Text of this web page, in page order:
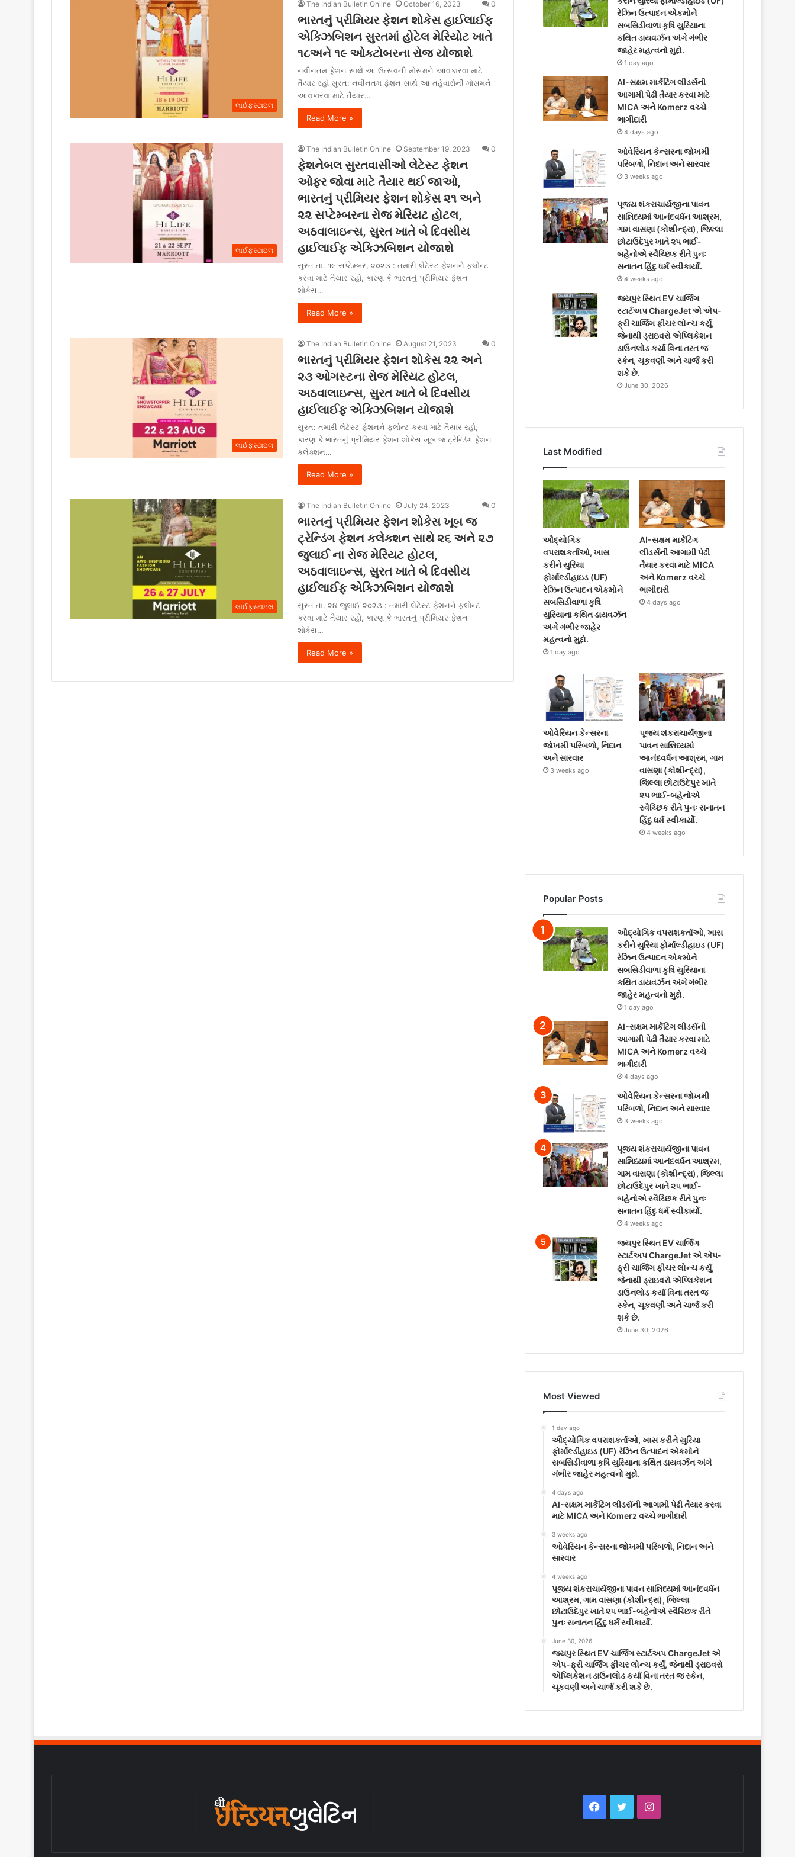
લાઈફસ્ટાઇલ
The Indian Bulletin Online October 16, 2023 0
ભારતનું પ્રીમિયર ફેશન શોકેસ હાઈલાઈફ
એક્ઝિબિશન સુરતમાં હોટેલ મેરિયોટ ખાતે
૧૮અને ૧૯ ઓક્ટોબરના રોજ યોજાશે
નવીનતમ ફેશન સાથે આ ઉત્સવની મોસમને આવકારવા માટે
તૈયાર રહો સુરત: નવીનતમ ફેશન સાથે આ તહેવારોની મોસમને
આવકારવા માટે તૈયાર…
Read More »
લાઈફસ્ટાઇલ
The Indian Bulletin Online September 19, 2023 0
ફેશનેબલ સુરતવાસીઓ લેટેસ્ટ ફેશન
ઓફર જોવા માટે તૈયાર થઈ જાઓ,
ભારતનું પ્રીમિયર ફેશન શોકેસ ૨૧ અને
૨૨ સપ્ટેમ્બરના રોજ મેરિયટ હોટલ,
અઠવાલાઇન્સ, સુરત ખાતે બે દિવસીય
હાઈલાઈફ એક્ઝિબિશન યોજાશે
સુરત તા. ૧૯ સપ્ટેમ્બર, ૨૦૨૩ : તમારી લેટેસ્ટ ફેશનને ફ્લોન્ટ
કરવા માટે તૈયાર રહો, કારણ કે ભારતનું પ્રીમિયર ફેશન
શોકેસ…
Read More »
લાઈફસ્ટાઇલ
The Indian Bulletin Online August 21, 2023 0
ભારતનું પ્રીમિયર ફેશન શોકેસ ૨૨ અને
૨૩ ઓગસ્ટના રોજ મેરિયટ હોટલ,
અઠવાલાઇન્સ, સુરત ખાતે બે દિવસીય
હાઈલાઈફ એક્ઝિબિશન યોજાશે
સુરત: તમારી લેટેસ્ટ ફેશનને ફ્લોન્ટ કરવા માટે તૈયાર રહો,
કારણ કે ભારતનું પ્રીમિયર ફેશન શોકેસ ખૂબ જ ટ્રેન્ડિંગ ફેશન
કલેક્શન…
Read More »
લાઈફસ્ટાઇલ
The Indian Bulletin Online July 24, 2023 0
ભારતનું પ્રીમિયર ફેશન શોકેસ ખૂબ જ
ટ્રેન્ડિંગ ફેશન કલેક્શન સાથે ૨૬ અને ૨૭
જુલાઈ ના રોજ મેરિયટ હોટલ,
અઠવાલાઇન્સ, સુરત ખાતે બે દિવસીય
હાઈલાઈફ એક્ઝિબિશન યોજાશે
સુરત તા. ૨૪ જુલાઈ ૨૦૨૩ : તમારી લેટેસ્ટ ફેશનને ફ્લોન્ટ
કરવા માટે તૈયાર રહો, કારણ કે ભારતનું પ્રીમિયર ફેશન
શોકેસ…
Read More »
o
o
k
e
r
g
r
a
m
રેઝિન ઉત્પાદન એકમોને
સબસિડીવાળા કૃષિ યુરિયાના
કથિત ડાયવર્ઝન અંગે ગંભીર
જાહેર મહત્વનો મુદ્દો.
1 day ago
AI-સક્ષમ માર્કેટિંગ લીડર્સની
આગામી પેઢી તૈયાર કરવા માટે
MICA અને Komerz વચ્ચે
ભાગીદારી
4 days ago
ઓવેરિયન કેન્સરના જોખમી
પરિબળો, નિદાન અને સારવાર
3 weeks ago
પૂજ્ય શંકરાચાર્યજીના પાવન
સાન્નિધ્યમાં આનંદવર્ધન આશ્રમ,
ગામ વાસણા (કોશીન્દ્રા), જિલ્લા
છોટાઉદેપુર ખાતે ૨૫ ભાઈ-
બહેનોએ સ્વૈચ્છિક રીતે પુનઃ
સનાતન હિંદુ ધર્મ સ્વીકાર્યો.
4 weeks ago
જયપુર સ્થિત EV ચાર્જિંગ
સ્ટાર્ટઅપ ChargeJet એ એપ-
ફ્રી ચાર્જિંગ ફીચર લોન્ચ કર્યું,
જેનાથી ડ્રાઇવરો એપ્લિકેશન
ડાઉનલોડ કર્યા વિના તરત જ
સ્કેન, ચૂકવણી અને ચાર્જ કરી
શકે છે.
June 30, 2026
Last Modified
ઔદ્યોગિક
વપરાશકર્તાઓ, ખાસ
કરીને યુરિયા
ફોર્માલ્ડીહાઇડ (UF)
રેઝિન ઉત્પાદન એકમોને
સબસિડીવાળા કૃષિ
યુરિયાના કથિત ડાયવર્ઝન
અંગે ગંભીર જાહેર
મહત્વનો મુદ્દો.
1 day ago
AI-સક્ષમ માર્કેટિંગ
લીડર્સની આગામી પેઢી
તૈયાર કરવા માટે MICA
અને Komerz વચ્ચે
ભાગીદારી
4 days ago
ઓવેરિયન કેન્સરના
જોખમી પરિબળો, નિદાન
અને સારવાર
3 weeks ago
પૂજ્ય શંકરાચાર્યજીના
પાવન સાન્નિધ્યમાં
આનંદવર્ધન આશ્રમ, ગામ
વાસણા (કોશીન્દ્રા),
જિલ્લા છોટાઉદેપુર ખાતે
૨૫ ભાઈ-બહેનોએ
સ્વૈચ્છિક રીતે પુનઃ સનાતન
હિંદુ ધર્મ સ્વીકાર્યો.
4 weeks ago
Popular Posts
ઔદ્યોગિક વપરાશકર્તાઓ, ખાસ
કરીને યુરિયા ફોર્માલ્ડીહાઇડ (UF)
રેઝિન ઉત્પાદન એકમોને
સબસિડીવાળા કૃષિ યુરિયાના
કથિત ડાયવર્ઝન અંગે ગંભીર
જાહેર મહત્વનો મુદ્દો.
1 day ago
AI-સક્ષમ માર્કેટિંગ લીડર્સની
આગામી પેઢી તૈયાર કરવા માટે
MICA અને Komerz વચ્ચે
ભાગીદારી
4 days ago
ઓવેરિયન કેન્સરના જોખમી
પરિબળો, નિદાન અને સારવાર
3 weeks ago
પૂજ્ય શંકરાચાર્યજીના પાવન
સાન્નિધ્યમાં આનંદવર્ધન આશ્રમ,
ગામ વાસણા (કોશીન્દ્રા), જિલ્લા
છોટાઉદેપુર ખાતે ૨૫ ભાઈ-
બહેનોએ સ્વૈચ્છિક રીતે પુનઃ
સનાતન હિંદુ ધર્મ સ્વીકાર્યો.
4 weeks ago
જયપુર સ્થિત EV ચાર્જિંગ
સ્ટાર્ટઅપ ChargeJet એ એપ-
ફ્રી ચાર્જિંગ ફીચર લોન્ચ કર્યું,
જેનાથી ડ્રાઇવરો એપ્લિકેશન
ડાઉનલોડ કર્યા વિના તરત જ
સ્કેન, ચૂકવણી અને ચાર્જ કરી
શકે છે.
June 30, 2026
Most Viewed
1 day ago
ઔદ્યોગિક વપરાશકર્તાઓ, ખાસ કરીને યુરિયા
ફોર્માલ્ડીહાઇડ (UF) રેઝિન ઉત્પાદન એકમોને
સબસિડીવાળા કૃષિ યુરિયાના કથિત ડાયવર્ઝન અંગે
ગંભીર જાહેર મહત્વનો મુદ્દો.
4 days ago
AI-સક્ષમ માર્કેટિંગ લીડર્સની આગામી પેઢી તૈયાર કરવા
માટે MICA અને Komerz વચ્ચે ભાગીદારી
3 weeks ago
ઓવેરિયન કેન્સરના જોખમી પરિબળો, નિદાન અને
સારવાર
4 weeks ago
પૂજ્ય શંકરાચાર્યજીના પાવન સાન્નિધ્યમાં આનંદવર્ધન
આશ્રમ, ગામ વાસણા (કોશીન્દ્રા), જિલ્લા
છોટાઉદેપુર ખાતે ૨૫ ભાઈ-બહેનોએ સ્વૈચ્છિક રીતે
પુનઃ સનાતન હિંદુ ધર્મ સ્વીકાર્યો.
June 30, 2026
જયપુર સ્થિત EV ચાર્જિંગ સ્ટાર્ટઅપ ChargeJet એ
એપ-ફ્રી ચાર્જિંગ ફીચર લોન્ચ કર્યું, જેનાથી ડ્રાઇવરો
એપ્લિકેશન ડાઉનલોડ કર્યા વિના તરત જ સ્કેન,
ચૂકવણી અને ચાર્જ કરી શકે છે.
Facebook
TwitterInstagram